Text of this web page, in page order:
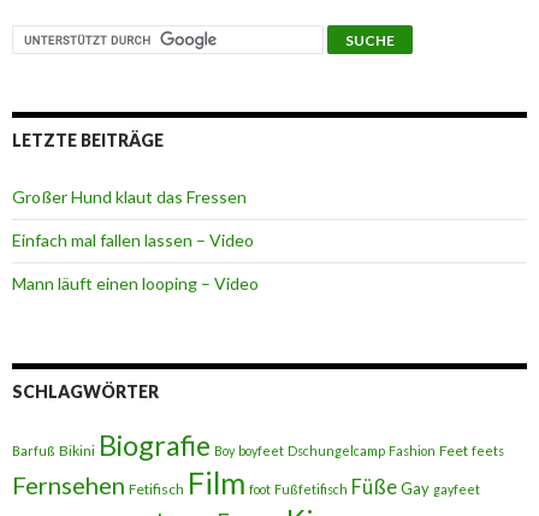
LETZTE BEITRÄGE
Großer Hund klaut das Fressen
Einfach mal fallen lassen – Video
Mann läuft einen looping – Video
SCHLAGWÖRTER
Barfuß Bikini Biografie Boy boyfeet Dschungelcamp Fashion Feet feets
Fernsehen Fetifisch Film foot Fußfetifisch FüßeGay gayfeet